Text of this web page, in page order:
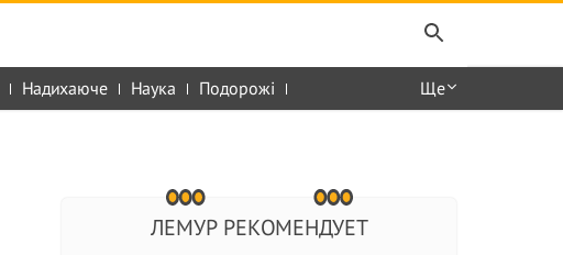
Надихаюче Наука Подорожі Ще
ЛЕМУР РЕКОМЕНДУЕТ